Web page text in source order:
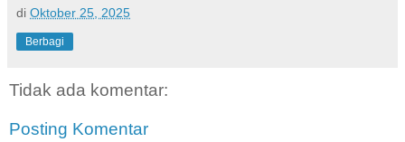
di Oktober 25, 2025
Berbagi
Tidak ada komentar:
Posting Komentar